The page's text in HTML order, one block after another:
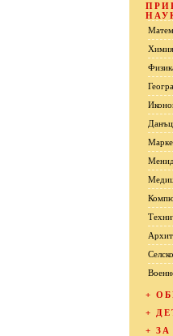
Химия
+
+
+